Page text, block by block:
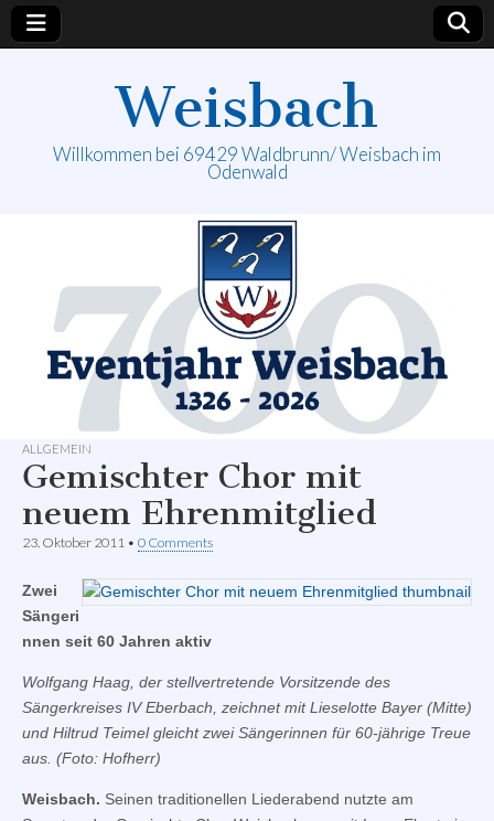
Weisbach
Willkommen bei 69429 Waldbrunn/ Weisbach im
Odenwald
ALLGEMEIN
Gemischter Chor mit
neuem Ehrenmitglied
23. Oktober 2011 • 0 Comments
Zwei
Sängeri
nnen seit 60 Jahren aktiv
Wolfgang Haag, der stellvertretende Vorsitzende des
Sängerkreises IV Eberbach, zeichnet mit Lieselotte Bayer (Mitte)
und Hiltrud Teimel gleicht zwei Sängerinnen für 60-jährige Treue
aus. (Foto: Hofherr)
Weisbach. Seinen traditionellen Liederabend nutzte am